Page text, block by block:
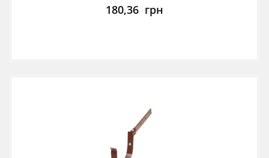
180,36 грн